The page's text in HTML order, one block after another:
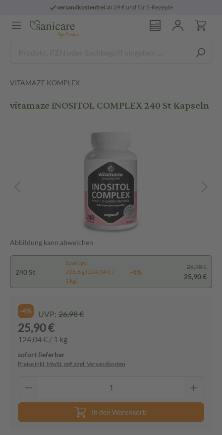
versandkostenfreiab 29 € und für E-Rezepte
VITAMAZE KOMPLEX
vitamaze INOSITOL COMPLEX 240 St Kapseln
Abbildung kann abweichen
240 St
Spartipp
208,8 g (124,04 € /
1 kg)
-4%
26,98 €
25,90 €
-4% UVP: 26,98 €
25,90 €
124,04 € / 1 kg
sofort lieferbar
Preise inkl. MwSt. ggf. zzgl. Versandkosten
In den Warenkorb